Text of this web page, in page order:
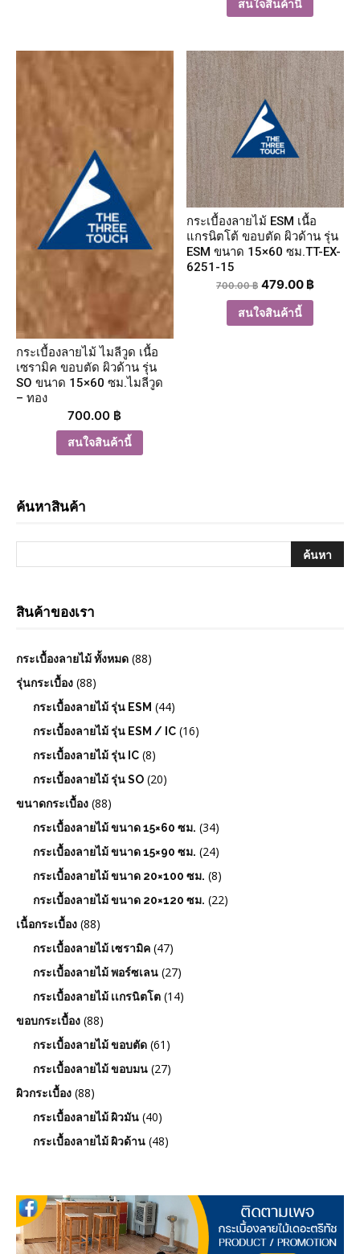
สนใจสินค้านี้
กระเบื้องลายไม้ ไมลีวูด เนื้อ
เซรามิค ขอบตัด ผิวด้าน รุ่น
SO ขนาด 15×60 ซม.ไมลีวูด
– ทอง
700.00 ฿
สนใจสินค้านี้
กระเบื้องลายไม้ ESM เนื้อ
แกรนิตโต้ ขอบตัด ผิวด้าน รุ่น
ESM ขนาด 15×60 ซม.TT-EX-
6251-15
700.00฿ 479.00 ฿
สนใจสินค้านี้
ค้นหาสินค้า
สินค้าของเรา
กระเบื้องลายไม้ ทั้งหมด (88)
รุ่นกระเบื้อง (88)
กระเบื้องลายไม้ รุ่น ESM (44)
กระเบื้องลายไม้ รุ่น ESM / IC (16)
กระเบื้องลายไม้ รุ่น IC (8)
กระเบื้องลายไม้ รุ่น SO (20)
ขนาดกระเบื้อง (88)
กระเบื้องลายไม้ ขนาด 15×60 ซม. (34)
กระเบื้องลายไม้ ขนาด 15×90 ซม. (24)
กระเบื้องลายไม้ ขนาด 20×100 ซม. (8)
กระเบื้องลายไม้ ขนาด 20×120 ซม. (22)
เนื้อกระเบื้อง (88)
กระเบื้องลายไม้ เซรามิค (47)
กระเบื้องลายไม้ พอร์ซเลน (27)
กระเบื้องลายไม้ เเกรนิตโต (14)
ขอบกระเบื้อง (88)
กระเบื้องลายไม้ ขอบตัด (61)
กระเบื้องลายไม้ ขอบมน (27)
ผิวกระเบื้อง (88)
กระเบื้องลายไม้ ผิวมัน (40)
กระเบื้องลายไม้ ผิวด้าน (48)